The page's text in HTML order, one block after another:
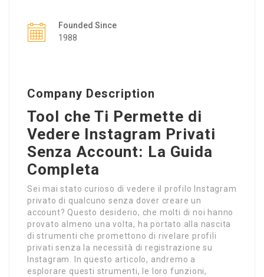
Founded Since
1988
Company Description
Tool che Ti Permette di
Vedere Instagram Privati
Senza Account: La Guida
Completa
Sei mai stato curioso di vedere il profilo Instagram
privato di qualcuno senza dover creare un
account? Questo desiderio, che molti di noi hanno
provato almeno una volta, ha portato alla nascita
di strumenti che promettono di rivelare profili
privati senza la necessità di registrazione su
Instagram. In questo articolo, andremo a
esplorare questi strumenti, le loro funzioni,